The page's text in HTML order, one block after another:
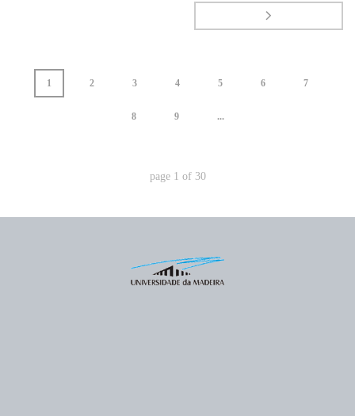
1 2 3 4 5 6 7
8 9 ...
page 1 of 30